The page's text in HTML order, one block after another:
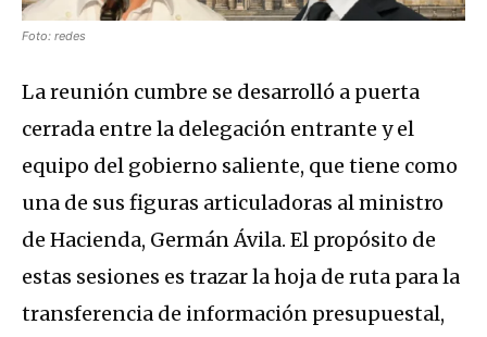
Foto: redes
La reunión cumbre se desarrolló a puerta
cerrada entre la delegación entrante y el
equipo del gobierno saliente, que tiene como
una de sus figuras articuladoras al ministro
de Hacienda, Germán Ávila. El propósito de
estas sesiones es trazar la hoja de ruta para la
transferencia de información presupuestal,